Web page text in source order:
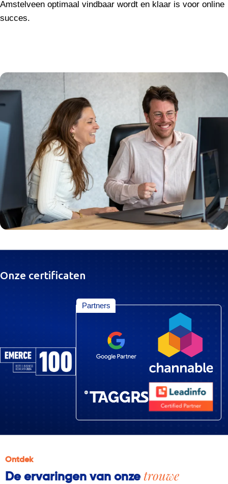
Amstelveen optimaal vindbaar wordt en klaar is voor online
succes.
Onze certificaten
Partners
Ontdek
De ervaringen van onze trouwe